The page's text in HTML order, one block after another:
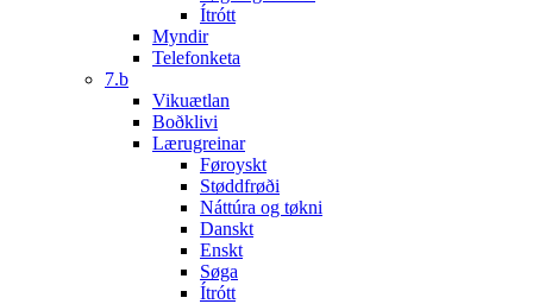
Ítrótt
Myndir
Telefonketa
7.b
Vikuætlan
Boðklivi
Lærugreinar
Føroyskt
Støddfrøði
Náttúra og tøkni
Danskt
Enskt
Søga
Ítrótt